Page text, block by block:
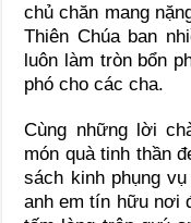
chủ chăn mang
Thiên Chúa ban
luôn làm tròn bổn
phó cho các cha.
Cùng những lời
món quà tinh thần
sách kinh phụng
anh em tín hữu nơi